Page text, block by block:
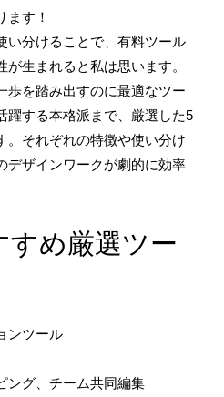
ます！
い分けることで、有料ツール
生まれると私は思います。
歩を踏み出すのに最適なツー
躍する本格派まで、厳選した5
。それぞれの特徴や使い分け
デザインワークが劇的に効率
すめ厳選ツー
ンツール
ング、チーム共同編集